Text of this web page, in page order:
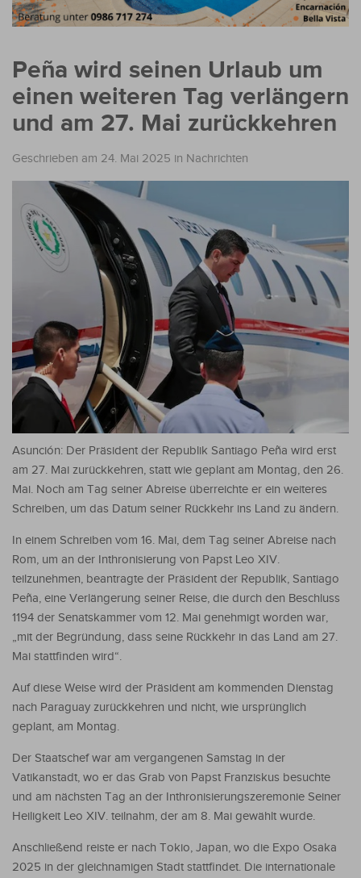
Peña wird seinen Urlaub um
einen weiteren Tag verlängern
und am 27. Mai zurückkehren
Geschrieben am 24. Mai 2025 in Nachrichten
Asunción: Der Präsident der Republik Santiago Peña wird erst
am 27. Mai zurückkehren, statt wie geplant am Montag, den 26.
Mai. Noch am Tag seiner Abreise überreichte er ein weiteres
Schreiben, um das Datum seiner Rückkehr ins Land zu ändern.
In einem Schreiben vom 16. Mai, dem Tag seiner Abreise nach
Rom, um an der Inthronisierung von Papst Leo XIV.
teilzunehmen, beantragte der Präsident der Republik, Santiago
Peña, eine Verlängerung seiner Reise, die durch den Beschluss
1194 der Senatskammer vom 12. Mai genehmigt worden war,
„mit der Begründung, dass seine Rückkehr in das Land am 27.
Mai stattfinden wird“.
Auf diese Weise wird der Präsident am kommenden Dienstag
nach Paraguay zurückkehren und nicht, wie ursprünglich
geplant, am Montag.
Der Staatschef war am vergangenen Samstag in der
Vatikanstadt, wo er das Grab von Papst Franziskus besuchte
und am nächsten Tag an der Inthronisierungszeremonie Seiner
Heiligkeit Leo XIV. teilnahm, der am 8. Mai gewählt wurde.
Anschließend reiste er nach Tokio, Japan, wo die Expo Osaka
2025 in der gleichnamigen Stadt stattfindet. Die internationale